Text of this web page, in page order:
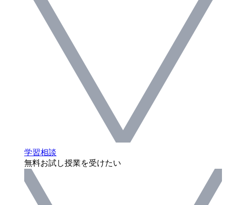
学習相談
無料お試し授業を受けたい